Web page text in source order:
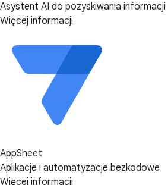
Asystent AI do pozyskiwania informacji
Więcej informacji
AppSheet
Aplikacje i automatyzacje bezkodowe
Więcej informacji